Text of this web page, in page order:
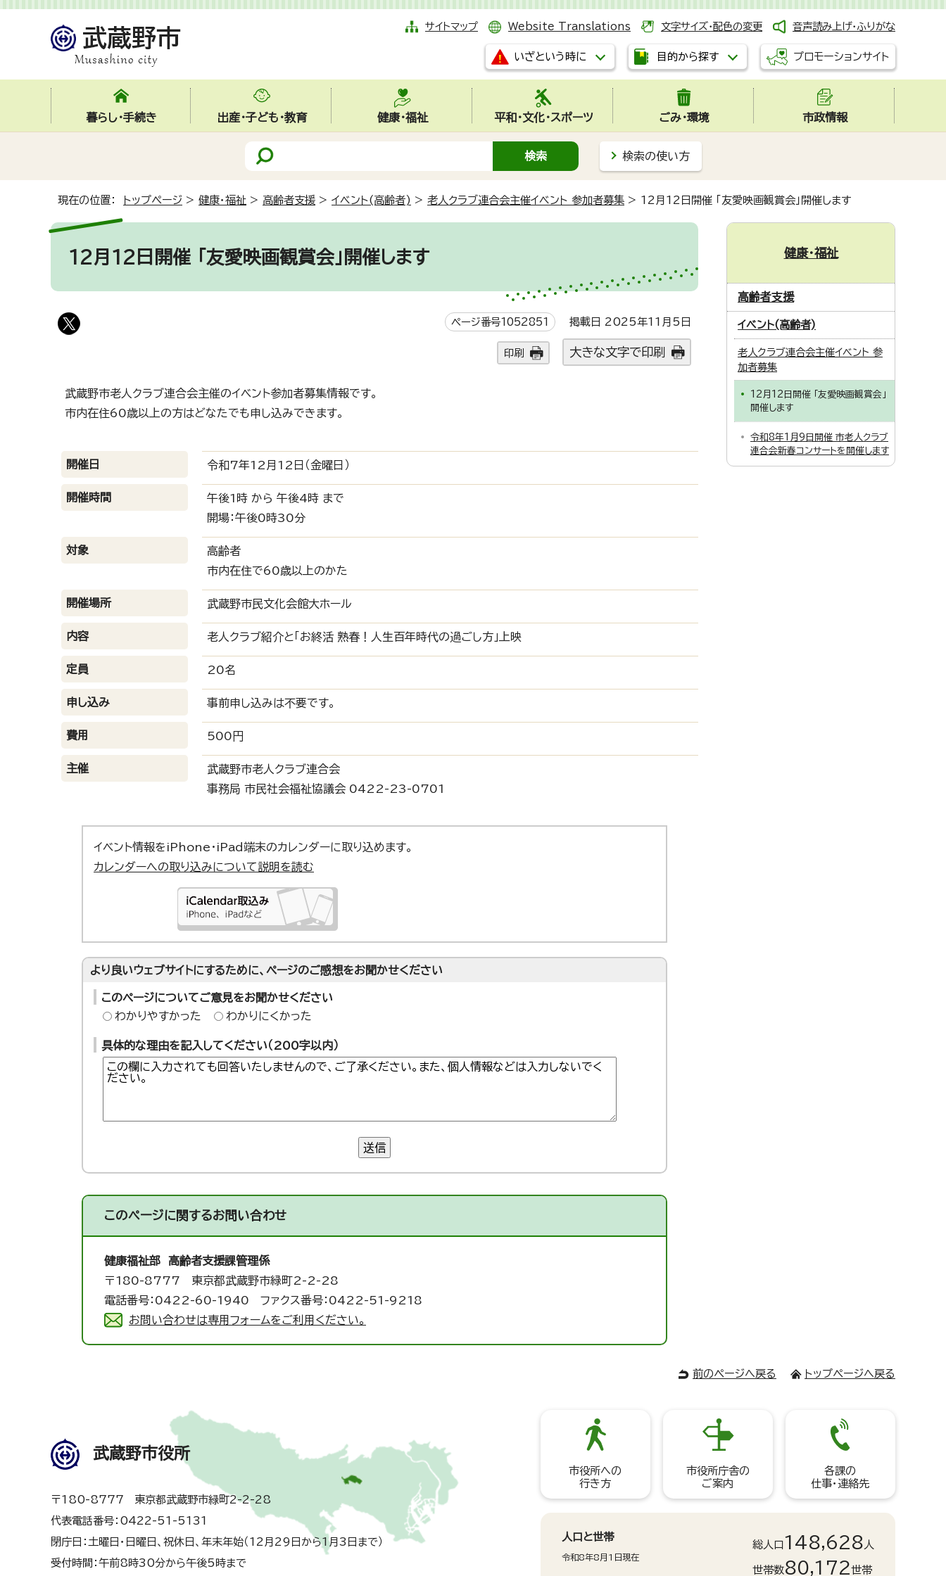
サイトマップ Website Translations 文字サイズ・配色の変更 音声読み上げ・ふりがな
いざという時に 目的から探す プロモーションサイト
暮らし・手続き 出産・子ども・教育 健康・福祉 平和・文化・スポーツ ごみ・環境 市政情報
検索の使い方
現在の位置： トップページ > 健康・福祉 > 高齢者支援 > イベント(高齢者) > 老人クラブ連合会主催イベント 参加者募集 > 12月12日開催 「友愛映画観賞会」開催します
12月12日開催 「友愛映画観賞会」開催します
ページ番号1052851 掲載日 2025年11月5日
印刷 大きな文字で印刷
武蔵野市老人クラブ連合会主催のイベント参加者募集情報です。
市内在住60歳以上の方はどなたでも申し込みできます。
開催日 令和7年12月12日（金曜日）
開催時間
午後1時 から 午後4時 まで
開場：午後0時30分
対象
高齢者
市内在住で60歳以上のかた
開催場所 武蔵野市民文化会館大ホール
内容 老人クラブ紹介と「お終活 熟春！人生百年時代の過ごし方」上映
定員 20名
申し込み 事前申し込みは不要です。
費用 500円
主催
武蔵野市老人クラブ連合会
事務局 市民社会福祉協議会 0422-23-0701
イベント情報をiPhone・iPad端末のカレンダーに取り込めます。
カレンダーへの取り込みについて説明を読む
より良いウェブサイトにするために、ページのご感想をお聞かせください
このページについてご意見をお聞かせください
わかりやすかった
わかりにくかった
具体的な理由を記入してください（200字以内）
送信
このページに関するお問い合わせ
健康福祉部 高齢者支援課管理係
〒180-8777 東京都武蔵野市緑町2-2-28
電話番号：0422-60-1940 ファクス番号：0422-51-9218
お問い合わせは専用フォームをご利用ください。
健康・福祉
高齢者支援
イベント(高齢者)
老人クラブ連合会主催イベント 参
加者募集
12月12日開催 「友愛映画観賞会」
開催します
令和8年1月9日開催 市老人クラブ
連合会新春コンサートを開催します
前のページへ戻る トップページへ戻る
武蔵野市役所
〒180-8777 東京都武蔵野市緑町2-2-28
代表電話番号：0422-51-5131
閉庁日：土曜日・日曜日、祝休日、年末年始（12月29日から1月3日まで）
受付時間：午前8時30分から午後5時まで
市役所への
行き方
市役所庁舎の
ご案内
各課の
仕事・連絡先
人口と世帯
令和8年8月1日現在
総人口 148,628 人
世帯数80,172世帯